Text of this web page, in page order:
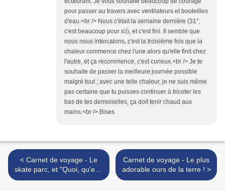
pour passer au travers avec ventilateurs et bouteilles
d'eau.<br /> Nous c'était la semaine dernière (31°,
c'est beaucoup pour ici), et c'est fini. Il semble que
nous nous intercalons, c'est la troisième fois que la
chaleur commence chez l'une alors qu'elle finit chez
l'autre, et ça recommence, c'est curieux.<br /> Je te
souhaite de passer la meilleure journée possible
malgré tout ; avec une telle chaleur, je ne suis même
pas certaine que tu puisses continuer à tricoter les
bas de tes demoiselles, ça doit tenir chaud aux
mains.<br /> Bises
< Carnet de voyage - Le
skate parc, et "Quoi, qu'est-
ce qu'il y a ?"
Carnet de voyage - Le plus
adorable ours de la terre ! >